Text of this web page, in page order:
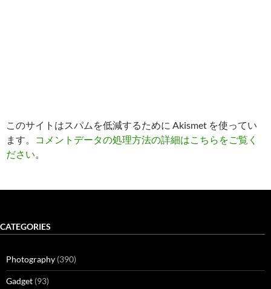
このサイトはスパムを低減するために Akismet を使ってい
ます。
コメントデータの処理方法の詳細はこちらをご覧く
ださい。
CATEGORIES
Photography (390)
Gadget (93)